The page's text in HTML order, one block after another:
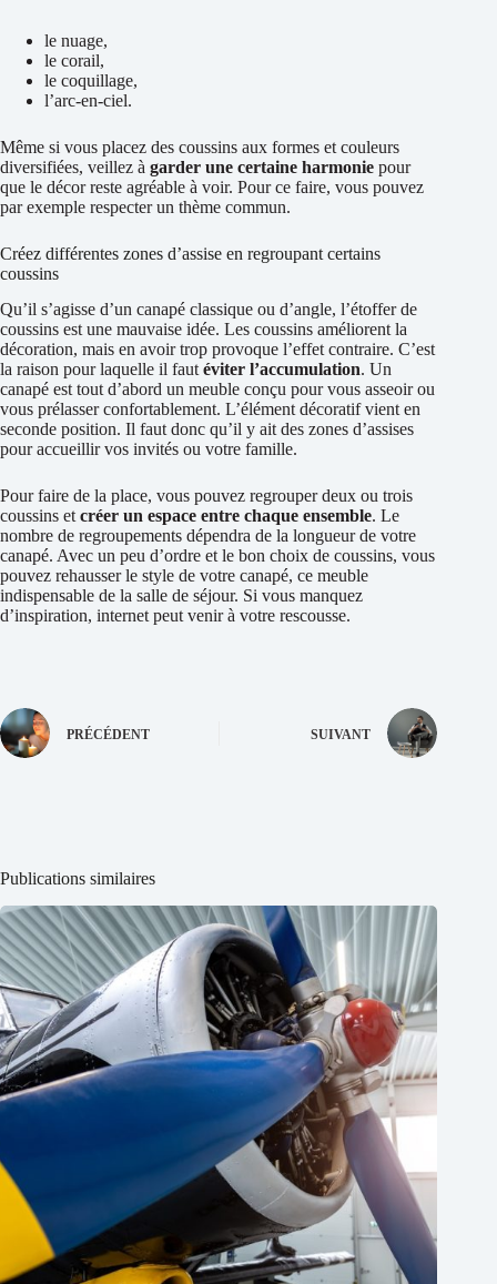
le nuage,
le corail,
le coquillage,
l’arc-en-ciel.
Même si vous placez des coussins aux formes et couleurs
diversifiées, veillez à garder une certaine harmonie pour
que le décor reste agréable à voir. Pour ce faire, vous pouvez
par exemple respecter un thème commun.
Créez différentes zones d’assise en regroupant certains
coussins
Qu’il s’agisse d’un canapé classique ou d’angle, l’étoffer de
coussins est une mauvaise idée. Les coussins améliorent la
décoration, mais en avoir trop provoque l’effet contraire. C’est
la raison pour laquelle il fautéviter l’accumulation. Un
canapé est tout d’abord un meuble conçu pour vous asseoir ou
vous prélasser confortablement. L’élément décoratif vient en
seconde position. Il faut donc qu’il y ait des zones d’assises
pour accueillir vos invités ou votre famille.
Pour faire de la place, vous pouvez regrouper deux ou trois
coussins etcréer un espace entre chaque ensemble. Le
nombre de regroupements dépendra de la longueur de votre
canapé. Avec un peu d’ordre et le bon choix de coussins, vous
pouvez rehausser le style de votre canapé, ce meuble
indispensable de la salle de séjour. Si vous manquez
d’inspiration, internet peut venir à votre rescousse.
PRÉCÉDENT SUIVANT
Publications similaires